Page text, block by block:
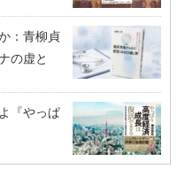
：青柳貞
の虚と
『やっぱ